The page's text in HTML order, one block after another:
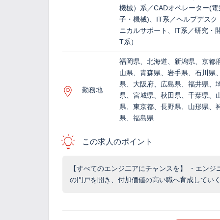
機械）系／CADオペレーター(
子・機械)、IT系／ヘルプデスク
ニカルサポート、IT系／研究・
T系）
勤務地
福岡県、北海道、新潟県、京都
山県、青森県、岩手県、石川県
県、大阪府、広島県、福井県、
県、宮城県、秋田県、千葉県、
県、東京都、長野県、山形県、
県、福島県
この求人のポイント
【すべてのエンジ二アにチャンスを】 ・エン
の門戸を開き、付加価値の高い職へ育成してい